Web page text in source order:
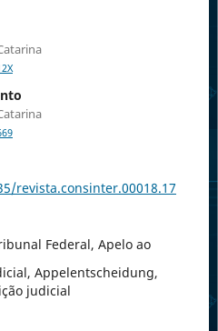
revista.consinter.00018.17
Federal, Apelo ao
Appelentscheidung,
judicial